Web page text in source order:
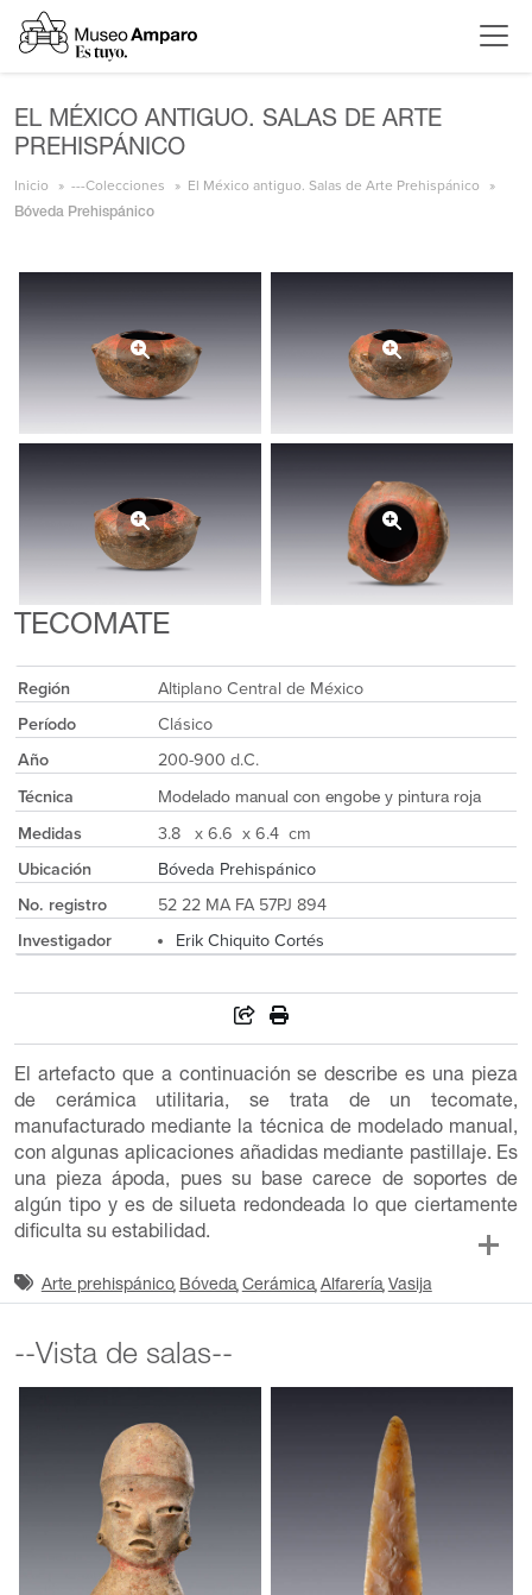
EL MÉXICO ANTIGUO. SALAS DE ARTE
PREHISPÁNICO
Inicio ---Colecciones El México antiguo. Salas de Arte Prehispánico
Bóveda Prehispánico
TECOMATE
Región
Altiplano Central de México
Período
Clásico
Año
200-900 d.C.
Técnica
Modelado manual con engobe y pintura roja
Medidas
3.8 x 6.6 x 6.4 cm
Ubicación
Bóveda Prehispánico
No. registro
52 22 MA FA 57PJ 894
Investigador
Erik Chiquito Cortés
El artefacto que a continuación se describe es una pieza
de cerámica utilitaria, se trata de un tecomate,
manufacturado mediante la técnica de modelado manual,
con algunas aplicaciones añadidas mediante pastillaje. Es
una pieza ápoda, pues su base carece de soportes de
algún tipo y es de silueta redondeada lo que ciertamente
dificulta su estabilidad.
Arte prehispánico Bóveda Cerámica Alfarería Vasija
--Vista de salas--